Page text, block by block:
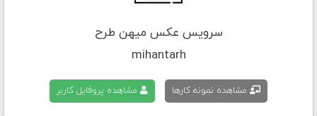
سرویس عکس میهن طرح
mihantarh
مشاهده نمونه کارها مشاهده پروفایل کاربر